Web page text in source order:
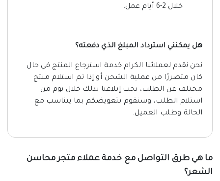
خلال 2-6 أيام عمل.
هل يمكنني استرداد المبلغ الذي دفعته؟
نحن نقدم لعملائنا الكرام خدمة استرجاع المنتج في حال
كان متضررًا من عملية الشحن أو إذا تم استلام منتج
مختلف عن الطلب، يجب إبلاغنا بذلك خلال يوم من
استلام الطلب، وسنقوم بتعويضكم بما يتناسب مع
الحالة وطلب العميل.
ما هي طرق التواصل مع خدمة عملاء متجر محاسن
الشعر؟